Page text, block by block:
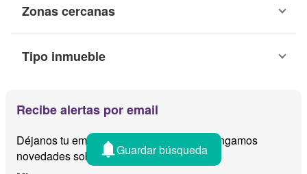
Zonas cercanas
Tipo inmueble
Recibe alertas por email
Déjanos tu email y te avisamos cuando tengamos
novedades sobre
Guardar búsqueda